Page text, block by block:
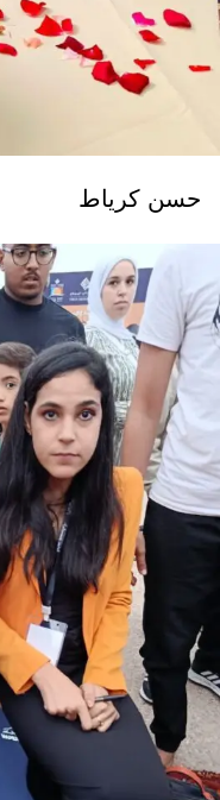
حسن كرياط